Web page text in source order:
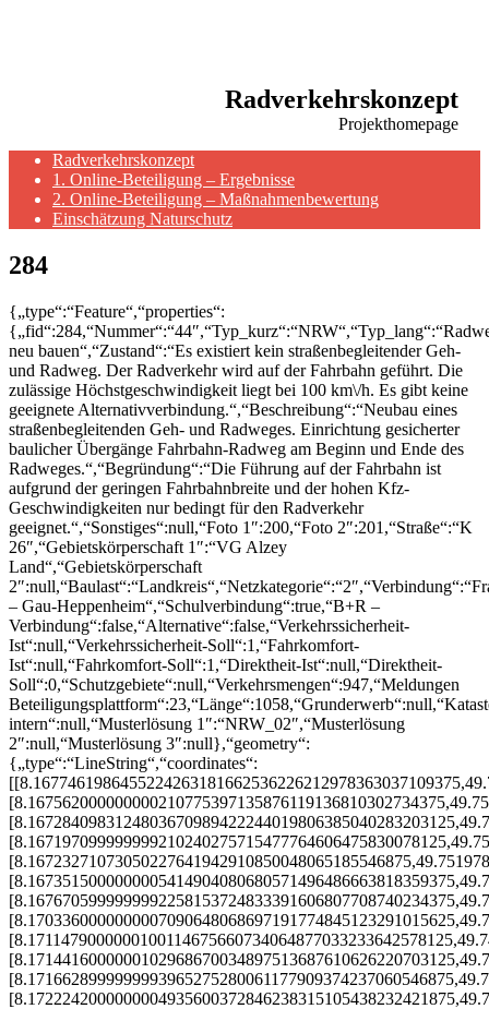
Radverkehrskonzept
Projekthomepage
Radverkehrskonzept
1. Online-Beteiligung – Ergebnisse
2. Online-Beteiligung – Maßnahmenbewertung
Einschätzung Naturschutz
284
{„type“:“Feature“,“properties“:
neu bauen“,“Zustand“:“Es existiert kein straßenbegleitender Geh-
und Radweg. Der Radverkehr wird auf der Fahrbahn geführt. Die
zulässige Höchstgeschwindigkeit liegt bei 100 km\/h. Es gibt keine
geeignete Alternativverbindung.“,“Beschreibung“:“Neubau eines
straßenbegleitenden Geh- und Radweges. Einrichtung gesicherter
baulicher Übergänge Fahrbahn-Radweg am Beginn und Ende des
Radweges.“,“Begründung“:“Die Führung auf der Fahrbahn ist
aufgrund der geringen Fahrbahnbreite und der hohen Kfz-
Geschwindigkeiten nur bedingt für den Radverkehr
geeignet.“,“Sonstiges“:null,“Foto 1″:200,“Foto 2″:201,“Straße“:“K
26″,“Gebietskörperschaft 1″:“VG Alzey
Land“,“Gebietskörperschaft
– Gau-Heppenheim“,“Schulverbindung“:true,“B+R –
Verbindung“:false,“Alternative“:false,“Verkehrssicherheit-
Ist“:null,“Verkehrssicherheit-Soll“:1,“Fahrkomfort-
Ist“:null,“Fahrkomfort-Soll“:1,“Direktheit-Ist“:null,“Direktheit-
Soll“:0,“Schutzgebiete“:null,“Verkehrsmengen“:947,“Meldungen
intern“:null,“Musterlösung 1″:“NRW_02″,“Musterlösung
2″:null,“Musterlösung 3″:null},“geometry“:
{„type“:“LineString“,“coordinates“: